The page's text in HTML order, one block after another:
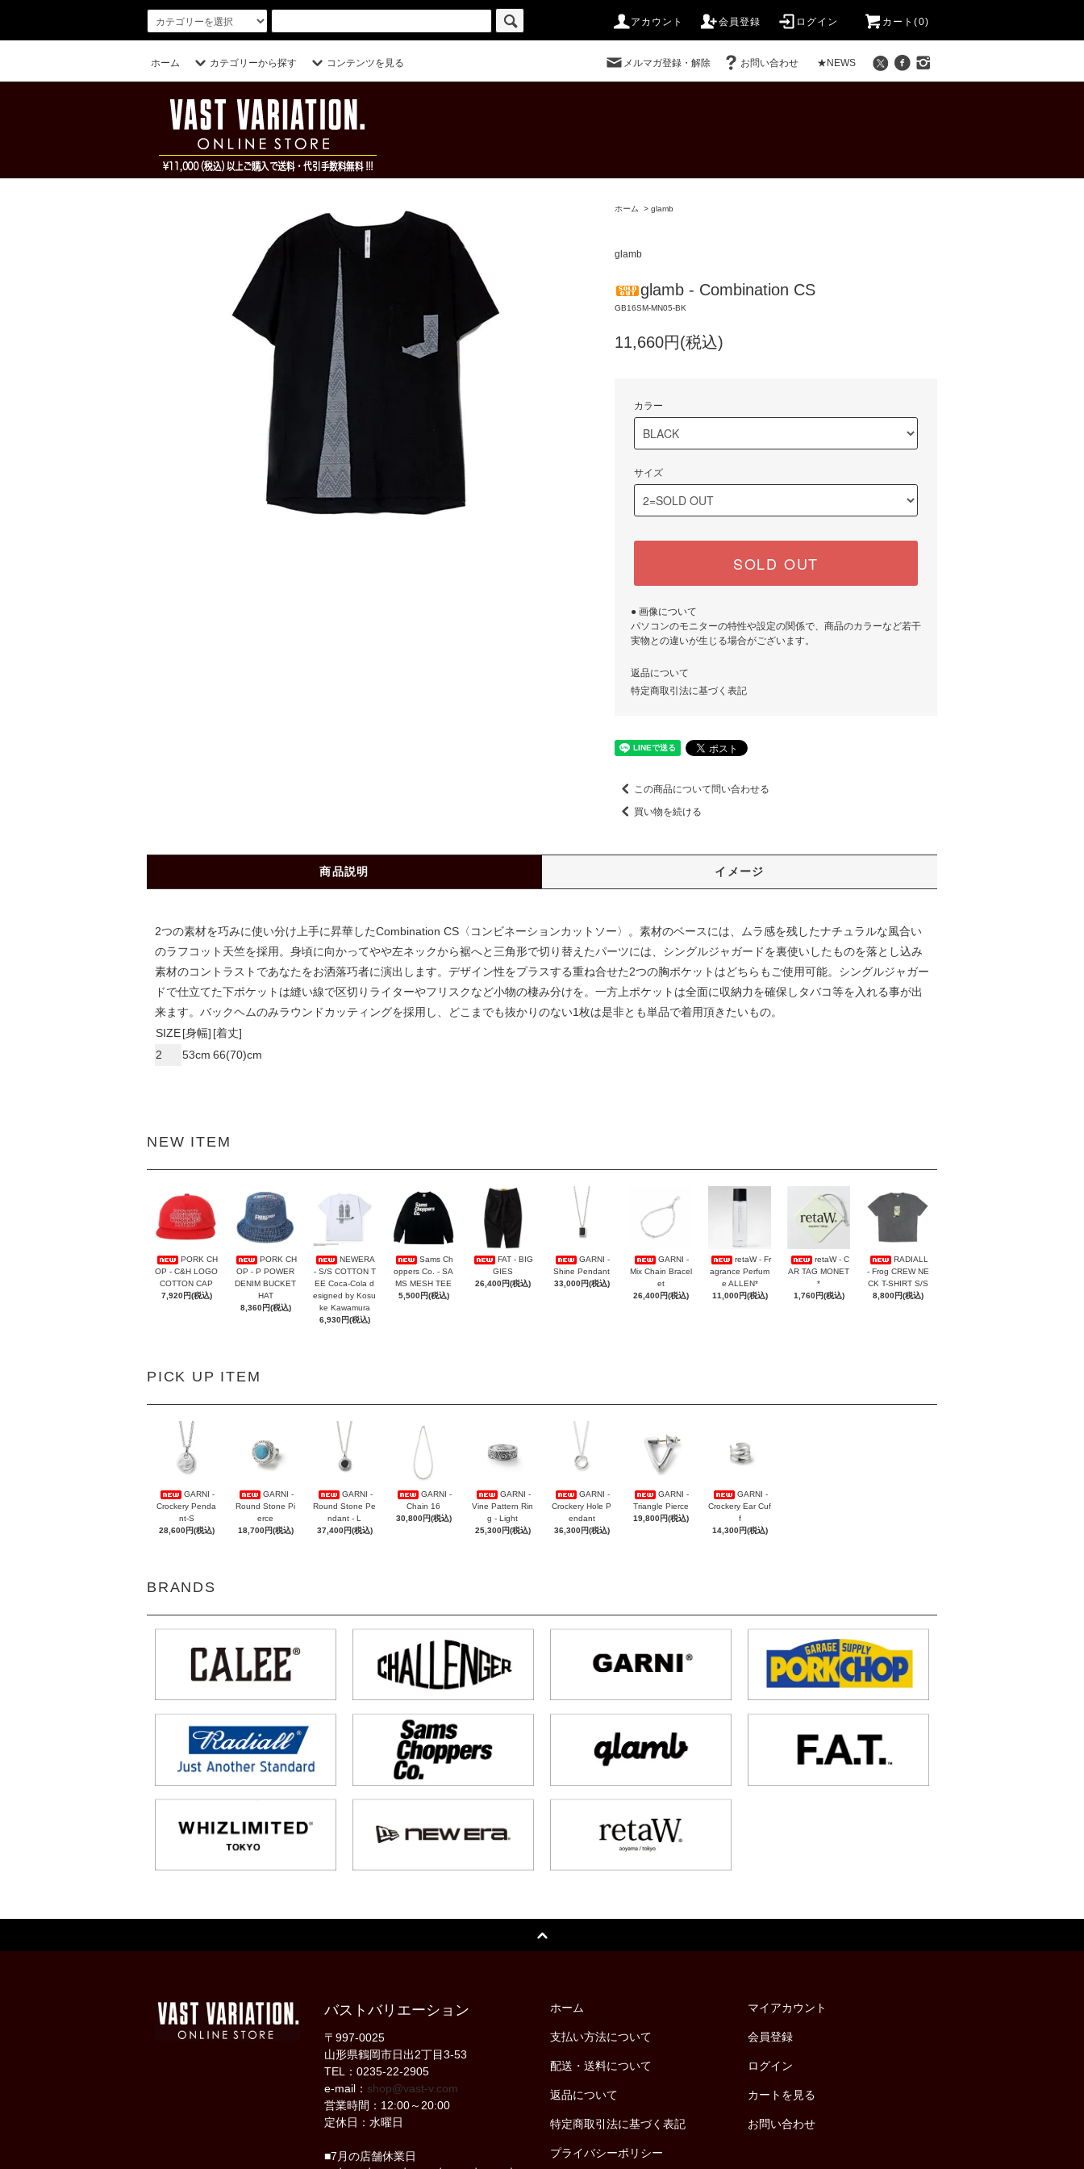
アカウント 会員登録 ログイン カート(0)
ホーム カテゴリーから探す コンテンツを見る メルマガ登録・解除 お問い合わせ ★NEWS
ホーム > glamb
glamb
glamb - Combination CS
GB16SM-MN05-BK
11,660円(税込)
カラー
サイズ
SOLD OUT
● 画像について
パソコンのモニターの特性や設定の関係で、商品のカラーなど若干
実物との違いが生じる場合がございます。
返品について
特定商取引法に基づく表記
この商品について問い合わせる
買い物を続ける
商品説明 イメージ
2つの素材を巧みに使い分け上手に昇華したCombination CS〈コンビネーションカットソー〉。素材のベースには、ムラ感を残したナチュラルな風合い
のラフコット天竺を採用。身頃に向かってやや左ネックから裾へと三角形で切り替えたパーツには、シングルジャガードを裏使いしたものを落とし込み
素材のコントラストであなたをお洒落巧者に演出します。デザイン性をプラスする重ね合せた2つの胸ポケットはどちらもご使用可能。シングルジャガー
ドで仕立てた下ポケットは縫い線で区切りライターやフリスクなど小物の棲み分けを。一方上ポケットは全面に収納力を確保しタバコ等を入れる事が出
来ます。バックヘムのみラウンドカッティングを採用し、どこまでも抜かりのない1枚は是非とも単品で着用頂きたいもの。
SIZE [身幅] [着丈]
2
53cm 66(70)cm
NEW ITEM
PORK CH
OP - C&H LOGO
COTTON CAP
7,920円(税込)
PORK CH
OP - P POWER
DENIM BUCKET
HAT
8,360円(税込)
NEWERA
- S/S COTTON T
EE Coca-Cola d
esigned by Kosu
ke Kawamura
6,930円(税込)
Sams Ch
oppers Co. - SA
MS MESH TEE
5,500円(税込)
FAT - BIG
GIES
26,400円(税込)
GARNI -
Shine Pendant
33,000円(税込)
GARNI -
Mix Chain Bracel
et
26,400円(税込)
retaW - Fr
agrance Perfum
e ALLEN*
11,000円(税込)
retaW - C
AR TAG MONET
*
1,760円(税込)
RADIALL
- Frog CREW NE
CK T-SHIRT S/S
8,800円(税込)
PICK UP ITEM
GARNI -
Crockery Penda
nt-S
28,600円(税込)
GARNI -
Round Stone Pi
erce
18,700円(税込)
GARNI -
Round Stone Pe
ndant - L
37,400円(税込)
GARNI -
Chain 16
30,800円(税込)
GARNI -
Vine Pattern Rin
g - Light
25,300円(税込)
GARNI -
Crockery Hole P
endant
36,300円(税込)
GARNI -
Triangle Pierce
19,800円(税込)
GARNI -
Crockery Ear Cuf
f
14,300円(税込)
BRANDS
バストバリエーション
〒997-0025
山形県鶴岡市日出2丁目3-53
TEL：0235-22-2905
e-mail： shop@vast-v.com
営業時間：12:00～20:00
定休日：水曜日
■7月の店舗休業日
ホーム
支払い方法について
配送・送料について
返品について
特定商取引法に基づく表記
プライバシーポリシー
マイアカウント
会員登録
ログイン
カートを見る
お問い合わせ